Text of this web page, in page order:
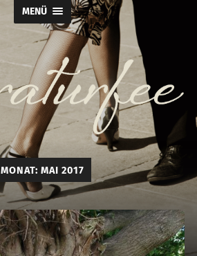
MENÜ
Literaturfee
MONAT: MAI 2017